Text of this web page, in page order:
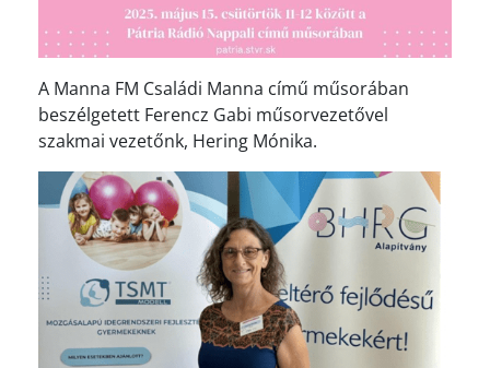
A Manna FM Családi Manna című műsorában
beszélgetett Ferencz Gabi műsorvezetővel
szakmai vezetőnk, Hering Mónika.